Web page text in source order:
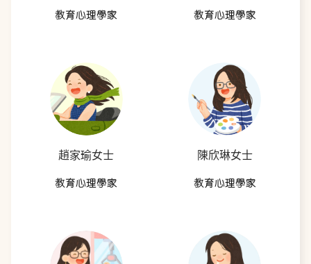
教育心理學家 教育心理學家
趙家瑜女士
教育心理學家
陳欣琳女士
教育心理學家